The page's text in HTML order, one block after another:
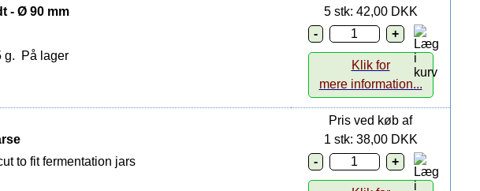
- Ø 90 mm
g. På lager
5 stk: 42,00 DKK
Klik for
mere information...
to fit fermentation jars
Pris ved køb af
1 stk: 38,00 DKK